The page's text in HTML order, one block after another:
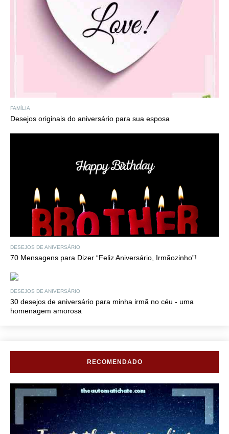
FAMÍLIA
Desejos originais do aniversário para sua esposa
DESEJOS DE ANIVERSÁRIO
70 Mensagens para Dizer “Feliz Aniversário, Irmãozinho”!
DESEJOS DE ANIVERSÁRIO
30 desejos de aniversário para minha irmã no céu - uma
homenagem amorosa
RECOMENDADO